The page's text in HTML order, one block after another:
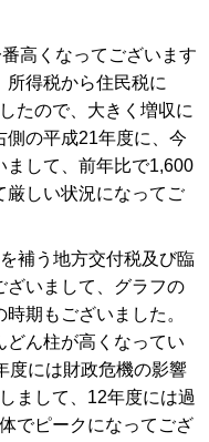
高くなってございます
所得税から住民税に
たので、大きく増収に
側の平成21年度に、今
まして、前年比で1,600
厳しい状況になってご
補う地方交付税及び臨
ざいまして、グラフの
期もございました。
どん柱が高くなってい
度には財政危機の影響
まして、12年度には過
でピークになってござ